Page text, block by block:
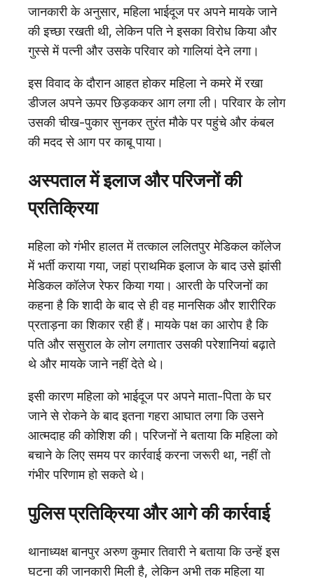
जानकारी के अनुसार, महिला भाईदूज पर अपने मायके जाने
की इच्छा रखती थी, लेकिन पति ने इसका विरोध किया और
गुस्से में पत्नी और उसके परिवार को गालियां देने लगा।
इस विवाद के दौरान आहत होकर महिला ने कमरे में रखा
डीजल अपने ऊपर छिड़ककर आग लगा ली। परिवार के लोग
उसकी चीख-पुकार सुनकर तुरंत मौके पर पहुंचे और कंबल
की मदद से आग पर काबू पाया।
अस्पताल में इलाज और परिजनों की
प्रतिक्रिया
महिला को गंभीर हालत में तत्काल ललितपुर मेडिकल कॉलेज
में भर्ती कराया गया, जहां प्राथमिक इलाज के बाद उसे झांसी
मेडिकल कॉलेज रेफर किया गया। आरती के परिजनों का
कहना है कि शादी के बाद से ही वह मानसिक और शारीरिक
प्रताड़ना का शिकार रही हैं। मायके पक्ष का आरोप है कि
पति और ससुराल के लोग लगातार उसकी परेशानियां बढ़ाते
थे और मायके जाने नहीं देते थे।
इसी कारण महिला को भाईदूज पर अपने माता-पिता के घर
जाने से रोकने के बाद इतना गहरा आघात लगा कि उसने
आत्मदाह की कोशिश की। परिजनों ने बताया कि महिला को
बचाने के लिए समय पर कार्रवाई करना जरूरी था, नहीं तो
गंभीर परिणाम हो सकते थे।
पुलिस प्रतिक्रिया और आगे की कार्रवाई
थानाध्यक्ष बानपुर अरुण कुमार तिवारी ने बताया कि उन्हें इस
घटना की जानकारी मिली है, लेकिन अभी तक महिला या